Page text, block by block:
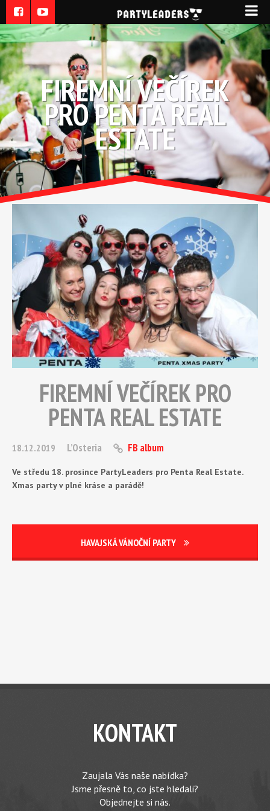
FIREMNÍ VEČÍREK
PRO PENTA REAL
ESTATE
FIREMNÍ VEČÍREK PRO
PENTA REAL ESTATE
18.12.2019 L’Osteria FB album
Ve středu 18. prosince PartyLeaders pro Penta Real Estate.
Xmas party v plné kráse a parádě!
HAVAJSKÁ VÁNOČNÍ PARTY
KONTAKT
Zaujala Vás naše nabídka?
Jsme přesně to, co jste hledali?
Objednejte si nás.